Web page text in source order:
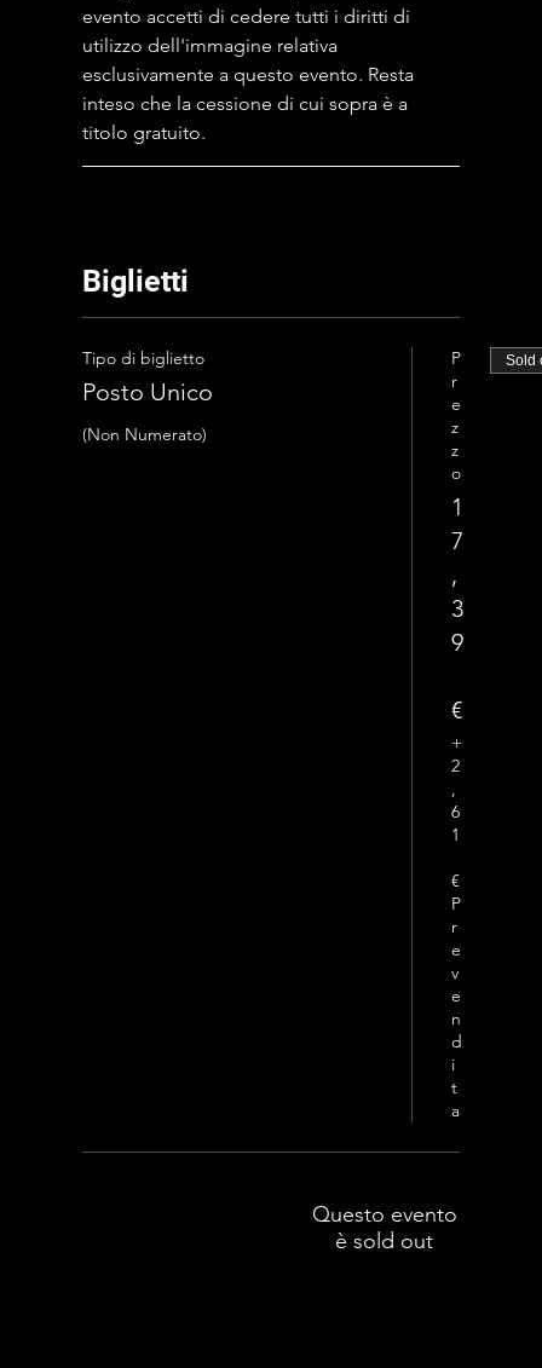
evento accetti di cedere tutti i diritti di
utilizzo dell'immagine relativa
esclusivamente a questo evento. Resta
inteso che la cessione di cui sopra è a
titolo gratuito.
Biglietti
Tipo di biglietto
Posto Unico
(Non Numerato)
P
r
e
z
z
o
1
7
,
3
9
€
+
2
6
1
€
P
r
e
v
e
n
d
i
t
a
Sold
Questo evento
è sold out